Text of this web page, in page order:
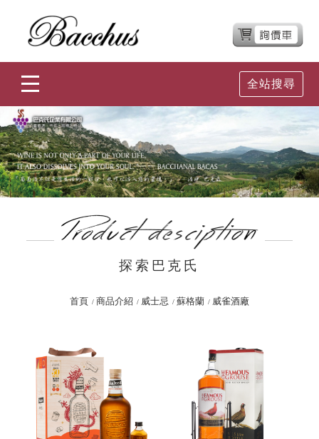
全站搜尋
探索巴克氏
首頁 商品介紹 威士忌 蘇格蘭 威雀酒廠